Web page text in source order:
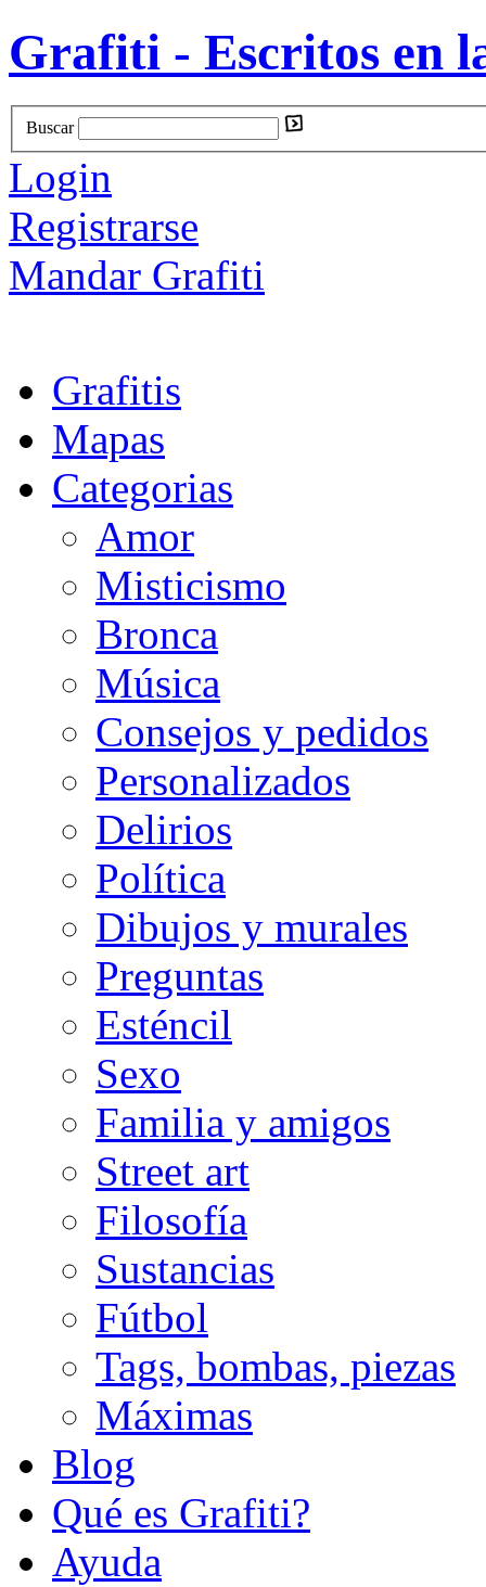
Grafiti - Escritos en
Buscar
Login
Registrarse
Mandar Grafiti
Grafitis
Mapas
Categorias
Amor
Misticismo
Bronca
Música
Consejos y pedidos
Personalizados
Delirios
Política
Dibujos y murales
Preguntas
Esténcil
Sexo
Familia y amigos
Street art
Filosofía
Sustancias
Fútbol
Tags, bombas, piezas
Máximas
Blog
Qué es Grafiti?
Ayuda